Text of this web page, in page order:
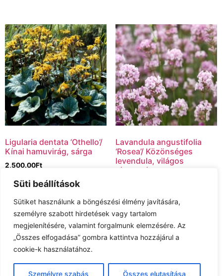
Süti beállítások
Sütiket használunk a böngészési élmény javítására,
személyre szabott hirdetések vagy tartalom
megjelenítésére, valamint forgalmunk elemzésére. Az
„Összes elfogadása” gombra kattintva hozzájárul a
cookie-k használatához.
Személyre szabás Összes elutasítása
Ligularia dentata ‘Othello’/
Kínai hamuvirág, sárga
2,500.00Ft
Tovább olvasom
Lavandula angustifolia
‘Rosea’/ Közönséges
levendula, világos
rózsaszín
Tovább olvasom